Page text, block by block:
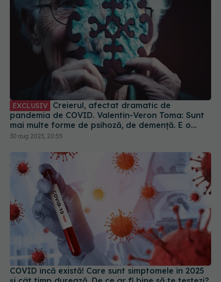
EXCLUSIV
pandemia de COVID. Valentin-Veron Toma: Sunt
mai multe forme de psihoză, de demență. E o
accelerare a unor fenomene care păreau să fie
30 aug 2023, 20:55
COVID încă există! Care sunt simptomele în 2025